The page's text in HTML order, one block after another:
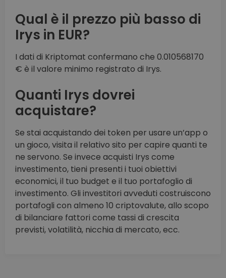
Qual è il prezzo più basso di
Irys in EUR?
I dati di Kriptomat confermano che 0.010568170
€ è il valore minimo registrato di Irys.
Quanti Irys dovrei
acquistare?
Se stai acquistando dei token per usare un’app o
un gioco, visita il relativo sito per capire quanti te
ne servono. Se invece acquisti Irys come
investimento, tieni presenti i tuoi obiettivi
economici, il tuo budget e il tuo portafoglio di
investimento. Gli investitori avveduti costruiscono
portafogli con almeno 10 criptovalute, allo scopo
di bilanciare fattori come tassi di crescita
previsti, volatilità, nicchia di mercato, ecc.